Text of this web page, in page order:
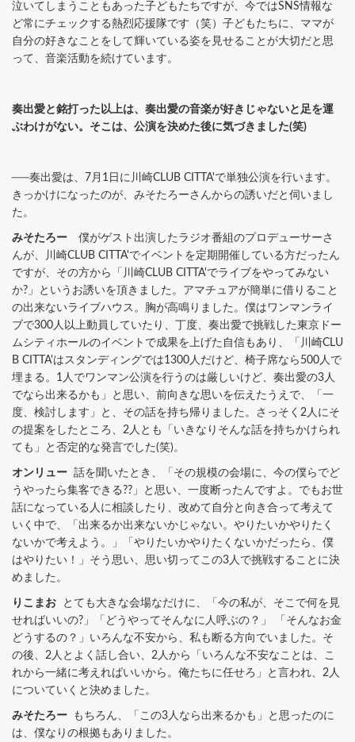
泣いてしまうこともあった子どもたちですが、今ではSNS情報な
ど常にチェックする熱烈応援隊です（笑）子どもたちに、ママが
自分の好きなことをして輝いている姿を見せることが大切だと思
って、音楽活動を続けています。
奏出愛と銘打った以上は、奏出愛の音楽が好きじゃないと足を運
ぶわけがない。そこは、公演を決めた後に気づきました(笑)
──奏出愛は、7月1日に川崎CLUB CITTA'で単独公演を行います。
きっかけになったのが、みそたろーさんからの誘いだと伺いまし
た。
みそたろー 僕がゲスト出演したラジオ番組のプロデューサーさ
んが、川崎CLUB CITTA'でイベントを定期開催している方だったん
ですが、その方から「川崎CLUB CITTA'でライブをやってみない
か?」というお誘いを頂きました。アマチュアが簡単に借りること
の出来ないライブハウス。胸が高鳴りました。僕はワンマンライ
ブで300人以上動員していたり、丁度、奏出愛で挑戦した東京ドー
ムシティホールのイベントで成果を上げた自信もあり、「川崎CLU
B CITTA'はスタンディングでは1300人だけど、椅子席なら500人で
埋まる。1人でワンマン公演を行うのは厳しいけど、奏出愛の3人
でなら出来るかも」と思い、前向きな思いを伝えたうえで、「一
度、検討します」と、その話を持ち帰りました。さっそく2人にそ
の提案をしたところ、2人とも「いきなりそんな話を持ちかけられ
ても」と否定的な発言でした(笑)。
オンリュー 話を聞いたとき、「その規模の会場に、今の僕らでど
うやったら集客できる??」と思い、一度断ったんですよ。でもお世
話になっている人に相談したり、改めて自分と向き合って考えて
いく中で、「出来るか出来ないかじゃない。やりたいかやりたく
ないかで考えよう。」「やりたいかやりたくないかだったら、僕
はやりたい！」そう思い、思い切ってこの3人で挑戦することに決
めました。
りこまお とても大きな会場なだけに、「今の私が、そこで何を見
せればいいの?」「どうやってそんなに人呼ぶの？」 「そんなお金
どうするの？」いろんな不安から、私も断る方向でいました。そ
の後、2人とよく話し合い、2人から「いろんな不安なことは、こ
れから一緒に考えればいいから。俺たちに任せろ」と言われ、2人
についていくと決めました。
みそたろー
もちろん、「この3人なら出来るかも」と思ったのに
は、僕なりの根拠もありました。